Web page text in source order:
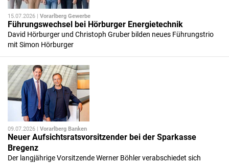
15.07.2026 | Vorarlberg Gewerbe
Führungswechsel bei Hörburger Energietechnik
David Hörburger und Christoph Gruber bilden neues Führungstrio
mit Simon Hörburger
09.07.2026 | Vorarlberg Banken
Neuer Aufsichtsratsvorsitzender bei der Sparkasse
Bregenz
Der langjährige Vorsitzende Werner Böhler verabschiedet sich